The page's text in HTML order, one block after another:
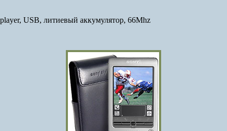
USB, литиевый аккумулятор, 66Mhz